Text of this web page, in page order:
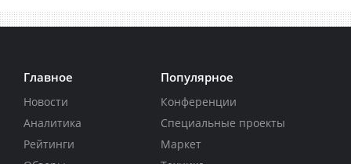
Главное
Новости
Аналитика
Рейтинги
Популярное
Конференции
Специальные проекты
Маркет